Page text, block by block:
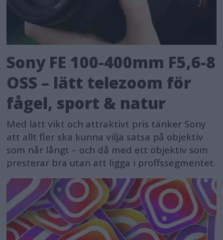
Sony FE 100-400mm F5,6-8
OSS – lätt telezoom för
fågel, sport & natur
Med lätt vikt och attraktivt pris tänker Sony
att allt fler ska kunna vilja satsa på objektiv
som når långt – och då med ett objektiv som
presterar bra utan att ligga i proffssegmentet.